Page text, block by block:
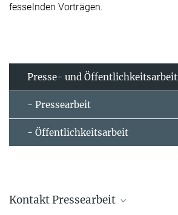
fesselnden Vorträgen.
Presse- und Öffentlichkeitsarbeit
- Pressearbeit
- Öffentlichkeitsarbeit
Kontakt Pressearbeit